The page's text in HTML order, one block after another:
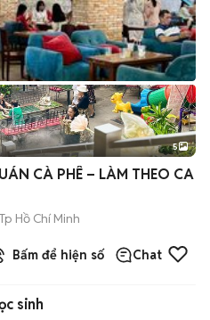
5
CÀ PHÊ – LÀM THEO CA
Tp Hồ Chí Minh
Bấm để hiện số Chat
sinh